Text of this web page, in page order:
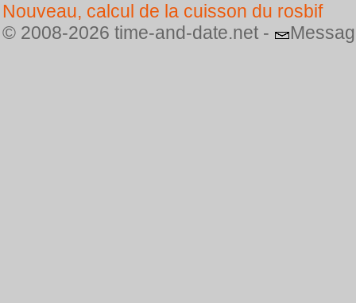
Nouveau, calcul de la cuisson du rosbif
© 2008-2026 time-and-date.net -